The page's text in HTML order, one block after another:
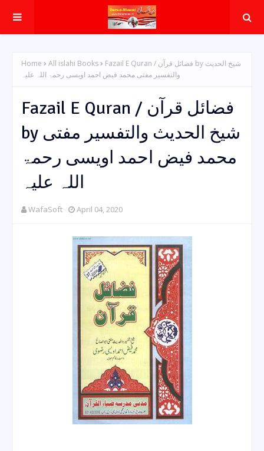
Home All islahi Books
Fazail E Quran / فضائل قرآن by شیخ الحدیث
والتفسیر مفتی محمد فیض احمد اویسی رحمۃ اللہ علیہ
Fazail E Quran / فضائل قرآن
by شیخ الحدیث والتفسیر مفتی
محمد فیض احمد اویسی رحمۃ
اللہ علیہ
WafaSoft April 04, 2020